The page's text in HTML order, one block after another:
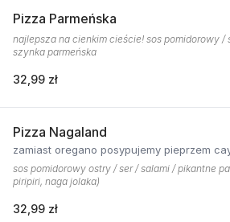
Pizza Parmeńska
najlepsza na cienkim cieście! sos pomidorowy /
szynka parmeńska
32,99 zł
Pizza Nagaland
zamiast oregano posypujemy pieprzem
sos pomidorowy ostry / ser / salami / pikantne
piripiri, naga jolaka)
32,99 zł